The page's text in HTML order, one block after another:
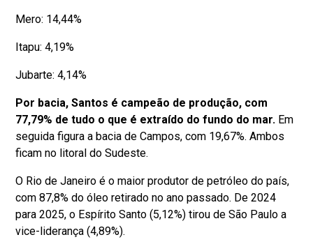
Mero: 14,44%
Itapu: 4,19%
Jubarte: 4,14%
Por bacia, Santos é campeão de produção, com
77,79% de tudo o que é extraído do fundo do mar. Em
seguida figura a bacia de Campos, com 19,67%. Ambos
ficam no litoral do Sudeste.
O Rio de Janeiro é o maior produtor de petróleo do país,
com 87,8% do óleo retirado no ano passado. De 2024
para 2025, o Espírito Santo (5,12%) tirou de São Paulo a
vice-liderança (4,89%).